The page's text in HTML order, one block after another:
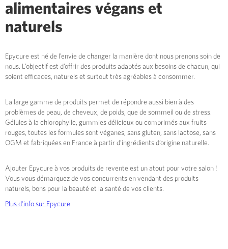
alimentaires végans et
naturels
Epycure est né de l’envie de changer la manière dont nous prenons soin de
nous. L’objectif est d’offrir des produits adaptés aux besoins de chacun, qui
soient efficaces, naturels et surtout très agréables à consommer.
La large gamme de produits permet de répondre aussi bien à des
problèmes de peau, de cheveux, de poids, que de sommeil ou de stress.
Gélules à la chlorophylle, gummies délicieux ou comprimés aux fruits
rouges, toutes les formules sont véganes, sans gluten, sans lactose, sans
OGM et fabriquées en France à partir d’ingrédients d’origine naturelle.
Ajouter Epycure à vos produits de revente est un atout pour votre salon !
Vous vous démarquez de vos concurrents en vendant des produits
naturels, bons pour la beauté et la santé de vos clients.
Plus d'info sur Epycure